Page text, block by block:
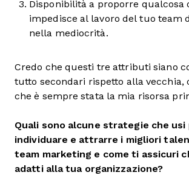
Disponibilità a proporre qualcosa
impedisce al lavoro del tuo team
nella mediocrità.
Credo che questi tre attributi siano
tutto secondari rispetto alla vecchia,
che è sempre stata la mia risorsa
Quali sono alcune strategie che usi
individuare e attrarre i migliori
team marketing e come ti assicuri
adatti alla tua organizzazione?